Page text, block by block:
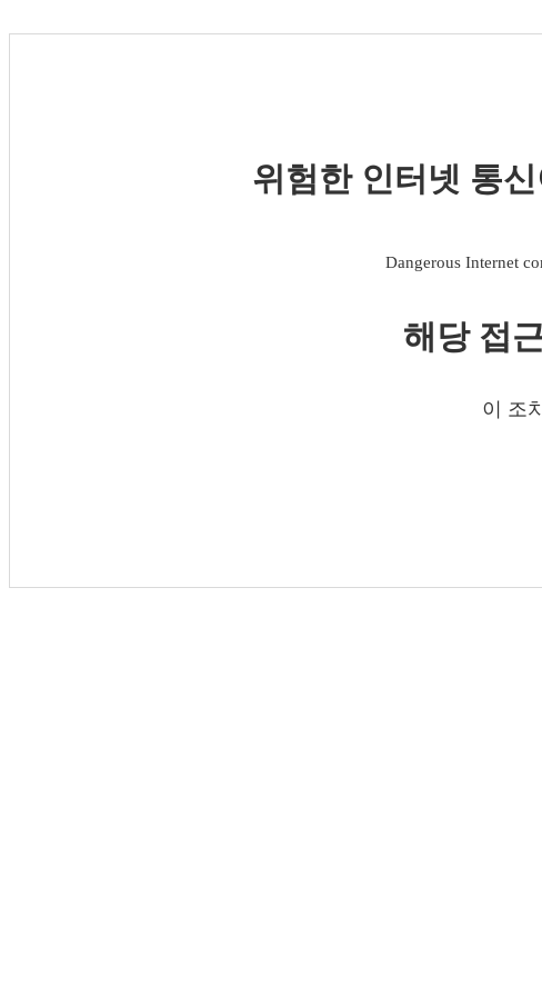
위험한 인터넷 통
Dangerous Internet
해당 접
이 조